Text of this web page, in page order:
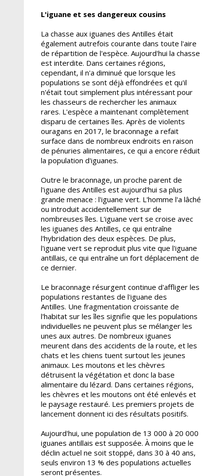
L'iguane et ses dangereux cousins
La chasse aux iguanes des Antilles était
également autrefois courante dans toute l'aire
de répartition de l'espèce. Aujourd'hui la chasse
est interdite. Dans certaines régions,
cependant, il n'a diminué que lorsque les
populations se sont déjà effondrées et qu'il
n'était tout simplement plus intéressant pour
les chasseurs de rechercher les animaux
rares. L'espèce a maintenant complètement
disparu de certaines îles. Après de violents
ouragans en 2017, le braconnage a refait
surface dans de nombreux endroits en raison
de pénuries alimentaires, ce qui a encore réduit
la population d'iguanes.
Outre le braconnage, un proche parent de
l'iguane des Antilles est aujourd'hui sa plus
grande menace : l'iguane vert. L'homme l'a lâché
ou introduit accidentellement sur de
nombreuses îles. L'iguane vert se croise avec
les iguanes des Antilles, ce qui entraîne
l'hybridation des deux espèces. De plus,
l'iguane vert se reproduit plus vite que l'iguane
antillais, ce qui entraîne un fort déplacement de
ce dernier.
Le braconnage résurgent continue d'affliger les
populations restantes de l'iguane des
Antilles. Une fragmentation croissante de
l'habitat sur les îles signifie que les populations
individuelles ne peuvent plus se mélanger les
unes aux autres. De nombreux iguanes
meurent dans des accidents de la route, et les
chats et les chiens tuent surtout les jeunes
animaux. Les moutons et les chèvres
détruisent la végétation et donc la base
alimentaire du lézard. Dans certaines régions,
les chèvres et les moutons ont été enlevés et
le paysage restauré. Les premiers projets de
lancement donnent ici des résultats positifs.
Aujourd'hui, une population de 13 000 à 20 000
iguanes antillais est supposée. À moins que le
déclin actuel ne soit stoppé, dans 30 à 40 ans,
seuls environ 13 % des populations actuelles
seront présentes.